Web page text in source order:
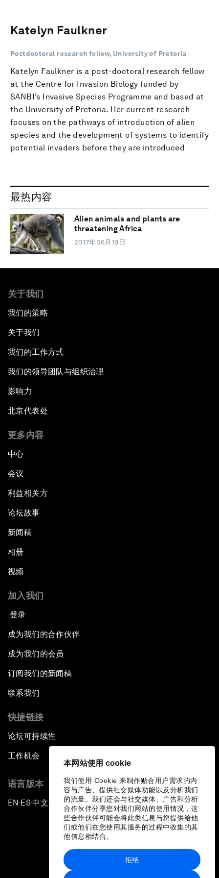
本网站使用 cookie
我们使用 Cookie 来制作贴合用户需求的内
容与广告、提供社交媒体功能以及分析我们
的流量。我们还会与社交媒体、广告和分析
合作伙伴分享您对我们网站的使用情况，这
些合作伙伴可能会将此类信息与您提供给他
们或他们在您使用其服务的过程中收集的其
他信息相结合。
拒绝
Katelyn Faulkner
Postdoctoral research fellow, University of Pretoria
Katelyn Faulkner is a post-doctoral research fellow
at the Centre for Invasion Biology funded by
SANBI’s Invasive Species Programme and based at
the University of Pretoria. Her current research
focuses on the pathways of introduction of alien
species and the development of systems to identify
potential invaders before they are introduced
最热内容
Alien animals and plants are
threatening Africa
2017年06月19日
关于我们
我们的策略
关于我们
我们的工作方式
我们的领导团队与组织治理
影响力
北京代表处
更多内容
中心
会议
利益相关方
论坛故事
新闻稿
相册
视频
加入我们
登录
成为我们的合作伙伴
成为我们的会员
订阅我们的新闻稿
联系我们
快捷链接
论坛可持续性
工作机会
语言版本
EN ▪ES▪中文▪ 日本語